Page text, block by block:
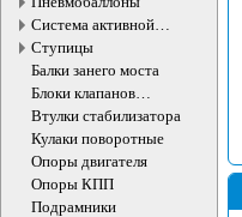
Система активной
стабилизации
Ступицы
Балки занего моста
Блоки клапанов
пневмоподвески
Втулки стабилизатора
Кулаки поворотные
Опоры двигателя
Опоры КПП
Подрамники